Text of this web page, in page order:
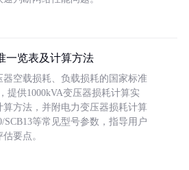
一览表及计算方法
空载损耗、负载损耗的国家标准
提供1000kVA变压器损耗计算实
方法，并附电力变压器损耗计算
SCB13等常见型号参数，指导用户
要点。